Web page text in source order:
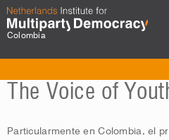
Colombia
The Voice of
Particularmente en Colombia, el